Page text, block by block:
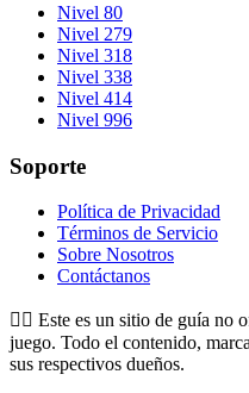
Nivel 80
Nivel 279
Nivel 318
Nivel 338
Nivel 414
Nivel 996
Soporte
Política de Privacidad
Términos de Servicio
Sobre Nosotros
Contáctanos
👉🏻 Este es un sitio de guía no
juego. Todo el contenido,
sus respectivos dueños.